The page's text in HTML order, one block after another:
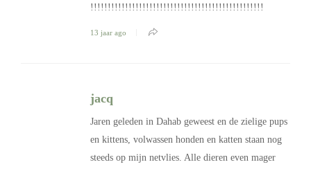
!!!!!!!!!!!!!!!!!!!!!!!!!!!!!!!!!!!!!!!!!!!!!!!!!!
13 jaar ago
jacq
Jaren geleden in Dahab geweest en de zielige pups
en kittens, volwassen honden en katten staan nog
steeds op mijn netvlies. Alle dieren even mager